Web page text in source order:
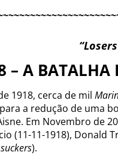
– A BATALHA
1918, cerca de mil
a redução de uma
Em Novembro de
(11-11-1918), Donald
).